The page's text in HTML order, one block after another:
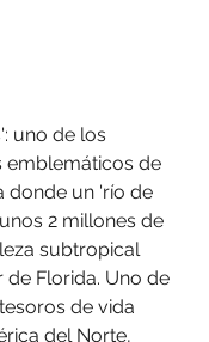
uno de los
emblemáticos de
donde un 'río de
2 millones de
subtropical
de Florida. Uno de
de vida
del Norte,